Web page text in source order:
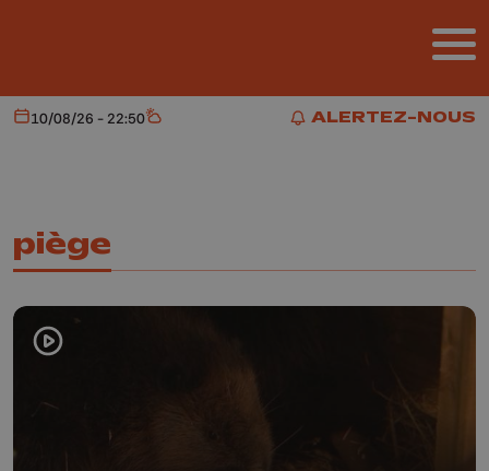
ALERTEZ-NOUS
ALERTEZ-NOUS
Aujourd'hui
10/08/26 - 22:50 Météo
piège